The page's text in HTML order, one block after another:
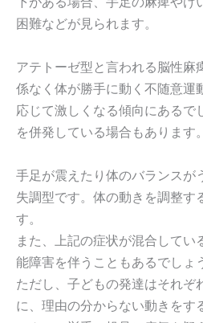
困難などが見られます。
アテトーゼ型と言われる脳性麻
係なく体が勝手に動く不随意運
応じて激しくなる傾向にあるで
を併発している場合もあります。
手足が震えたり体のバランスが
失調型です。体の動きを調整す
す。
また、上記の症状が混合してい
能障害を伴うこともあるでしょ
ただし、子どもの発達はそれぞ
に、理由の分からない動きをす